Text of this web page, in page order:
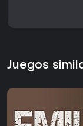
Juegos